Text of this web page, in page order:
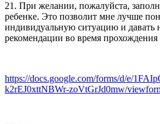
21. При желании, пожалуйста,
ребенке. Это позволит мне лучше
индивидуальную ситуацию и давать
рекомендации во время прохождения
https://docs.google.com/forms/d/e/
k2rEJ0xttNBWr-zoVtGrJd0mw/